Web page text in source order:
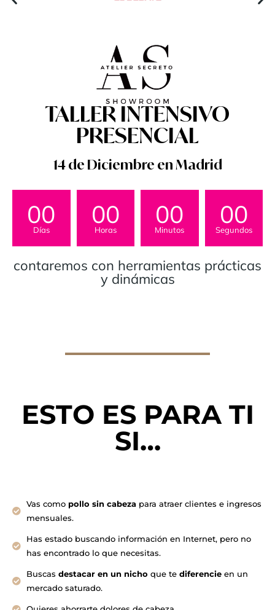
TALLER INTENSIVO
PRESENCIAL
14 de Diciembre en Madrid
00
Días
00
Horas
00
Minutos
00
Segundos
contaremos con herramientas prácticas
y dinámicas
ESTO ES PARA TI
SI…
Vas como pollo sin cabezapara atraer clientes e ingresos
mensuales.
Has estado buscando información en Internet, pero no
has encontrado lo que necesitas.
Buscas destacar en un nicho que te diferencieen un
mercado saturado.